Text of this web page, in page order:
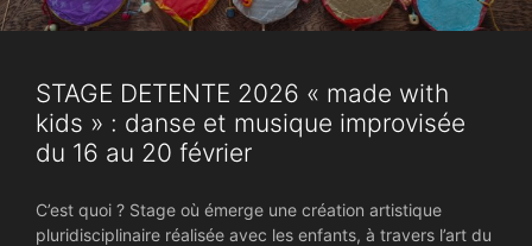
STAGE DETENTE 2026 « made with
kids » : danse et musique improvisée
du 16 au 20 février
C’est quoi ? Stage où émerge une création artistique
pluridisciplinaire réalisée avec les enfants, à travers l’art du